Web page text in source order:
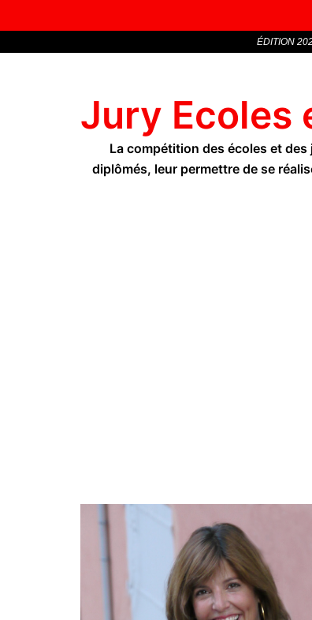
ÉDITION
Jury Ecoles
La compétition des écoles et
diplômés, leur permettre de se